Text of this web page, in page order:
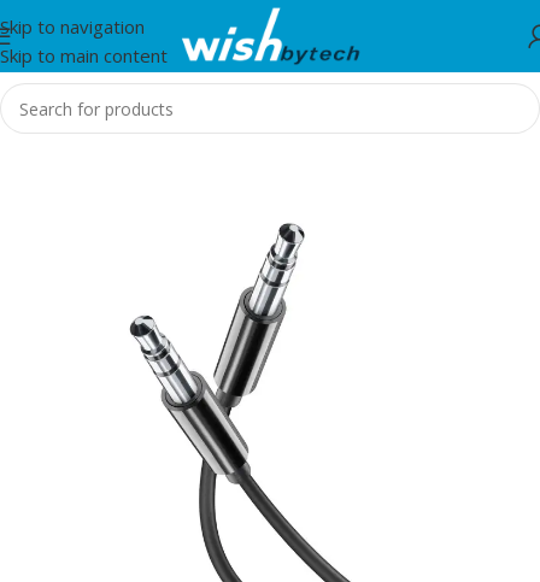
Skip to navigation
Skip to main content
Home/IT